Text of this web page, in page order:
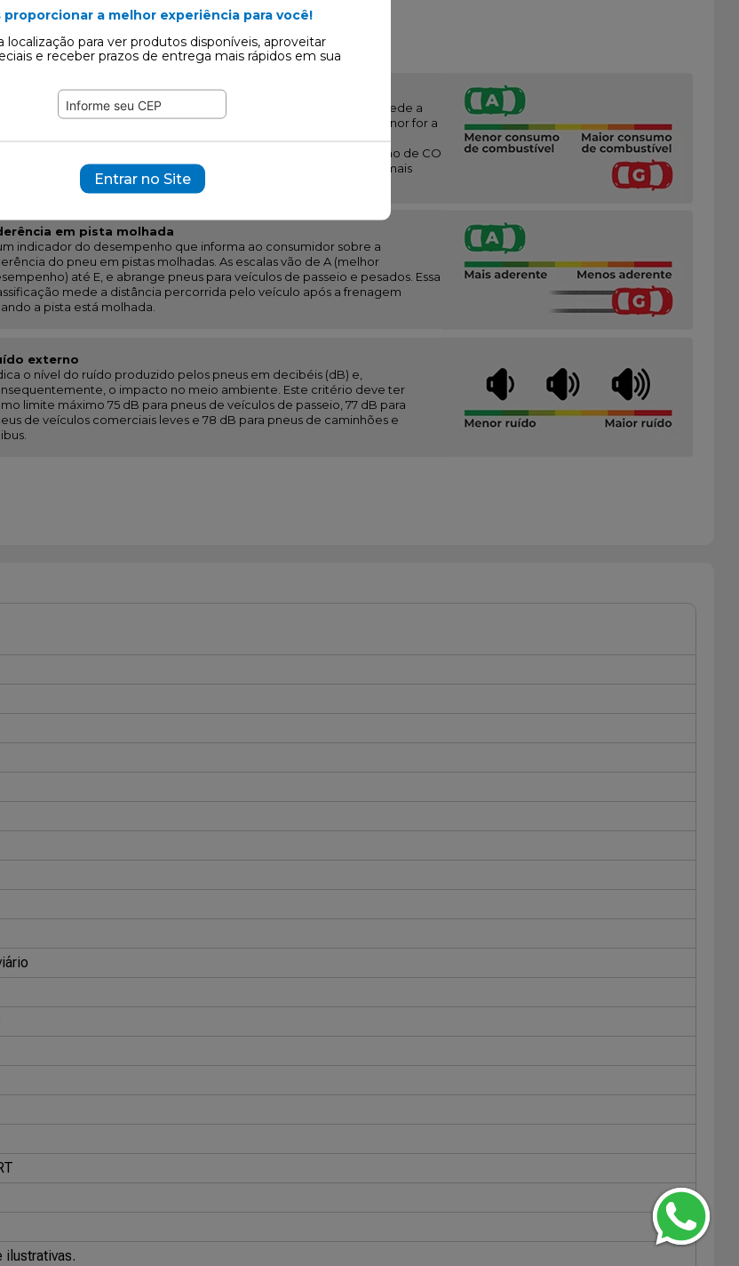
proporcionar a melhor experiência para você!
localização para ver produtos disponíveis, aproveitar
e receber prazos de entrega mais rápidos em sua
Entrar no Site
ao rolamento
diretamente relacionada à eficiência energética, uma vez que mede a
absorvida quando o pneu está rodando. Com isso, quanto menor for a
menor será o impacto ao meio ambiente (emissão de CO
). Na etiqueta, os pneus serão classificados em seis níveis, sendo A o mais
e até F.
em pista molhada
indicador do desempenho que informa ao consumidor sobre a
do pneu em pistas molhadas. As escalas vão de A (melhor
até E, e abrange pneus para veículos de passeio e pesados. Essa
mede a distância percorrida pelo veículo após a frenagem
a pista está molhada.
externo
o nível do ruído produzido pelos pneus em decibéis (dB) e,
o impacto no meio ambiente. Este critério deve ter
limite máximo 75 dB para pneus de veículos de passeio, 77 dB para
de veículos comerciais leves e 78 dB para pneus de caminhões e
ilustrativas.